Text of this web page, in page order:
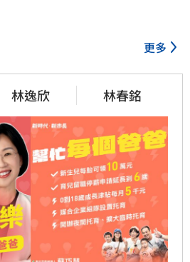
更多
林逸欣 林春銘